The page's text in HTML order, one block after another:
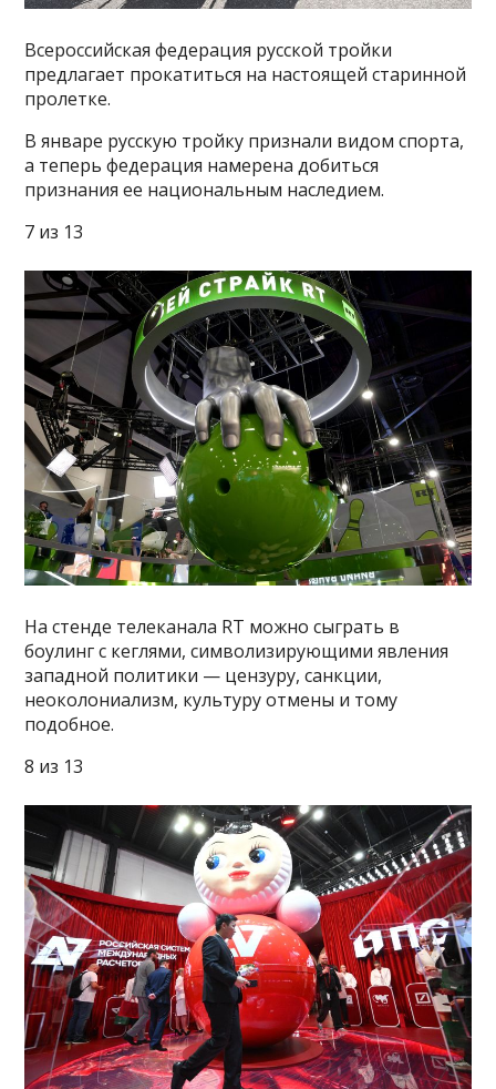
Всероссийская федерация русской тройки
предлагает прокатиться на настоящей старинной
пролетке.
В январе русскую тройку признали видом спорта,
а теперь федерация намерена добиться
признания ее национальным наследием.
7 из 13
На стенде телеканала RT можно сыграть в
боулинг с кеглями, символизирующими явления
западной политики — цензуру, санкции,
неоколониализм, культуру отмены и тому
подобное.
8 из 13